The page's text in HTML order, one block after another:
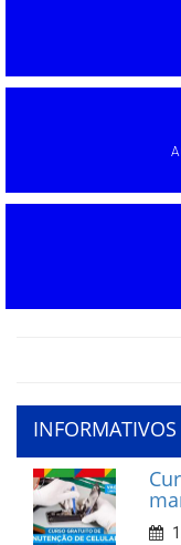
INFORMATIVOS